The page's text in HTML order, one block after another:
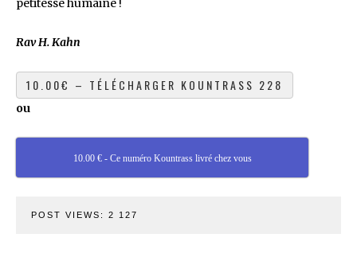
petitesse humaine !
Rav H. Kahn
ou
10.00 € - Ce numéro Kountrass livré chez vous
POST VIEWS: 2 127